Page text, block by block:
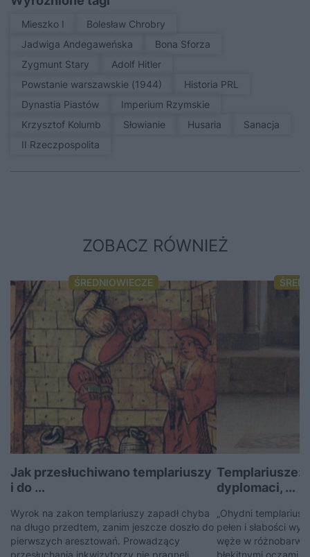
Mieszko I
Bolesław Chrobry
Jadwiga Andegaweńska
Bona Sforza
Zygmunt Stary
Adolf Hitler
Powstanie warszawskie (1944)
Historia PRL
Dynastia Piastów
Imperium Rzymskie
Krzysztof Kolumb
Słowianie Husaria
sanacja
II Rzeczpospolita
ZOBACZ RÓWNIEŻ
ŚREDNIOWIECZE
Jak przesłuchiwano templariuszy
i do ...
Wyrok na zakon templariuszy zapadł chyba
na długo przedtem, zanim jeszcze doszło do
pierwszych aresztowań. Prowadzący
przesłuchania inkwizytorzy nie pragnęli
Templariusze:
dyplomaci, ...
„Ohydni
pełen i słabości
węże w
błękitnymi oczami,